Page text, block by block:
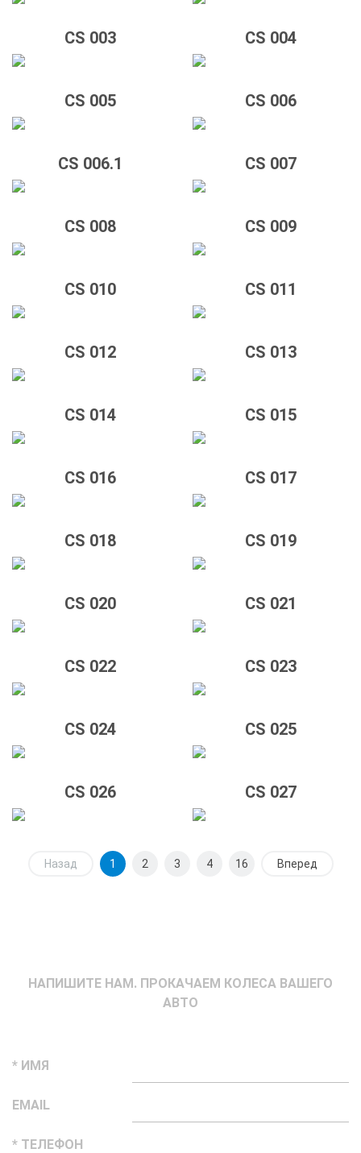
CS 003 CS 004
CS 005 CS 006
CS 006.1 CS 007
CS 008 CS 009
CS 010 CS 011
CS 012 CS 013
CS 014 CS 015
CS 016 CS 017
CS 018 CS 019
CS 020 CS 021
CS 022 CS 023
CS 024 CS 025
CS 026 CS 027
Назад 1 2 3 4 16 Вперед
НАПИШИТЕ НАМ. ПРОКАЧАЕМ КОЛЕСА ВАШЕГО
АВТО
* ИМЯ
EMAIL
* ТЕЛЕФОН